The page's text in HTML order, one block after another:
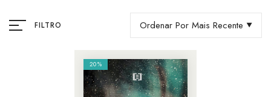
FILTRO Ordenar Por Mais Recente
20%